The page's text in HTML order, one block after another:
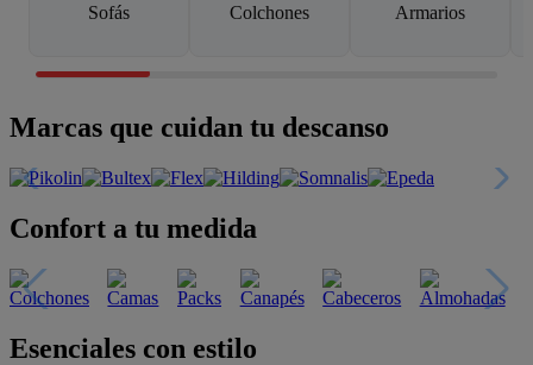
Sofás Colchones Armarios
Marcas que cuidan tu descanso
Confort a tu medida
Esenciales con estilo